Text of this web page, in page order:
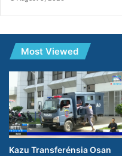
Most Viewed
Kazu Transferénsia Osan